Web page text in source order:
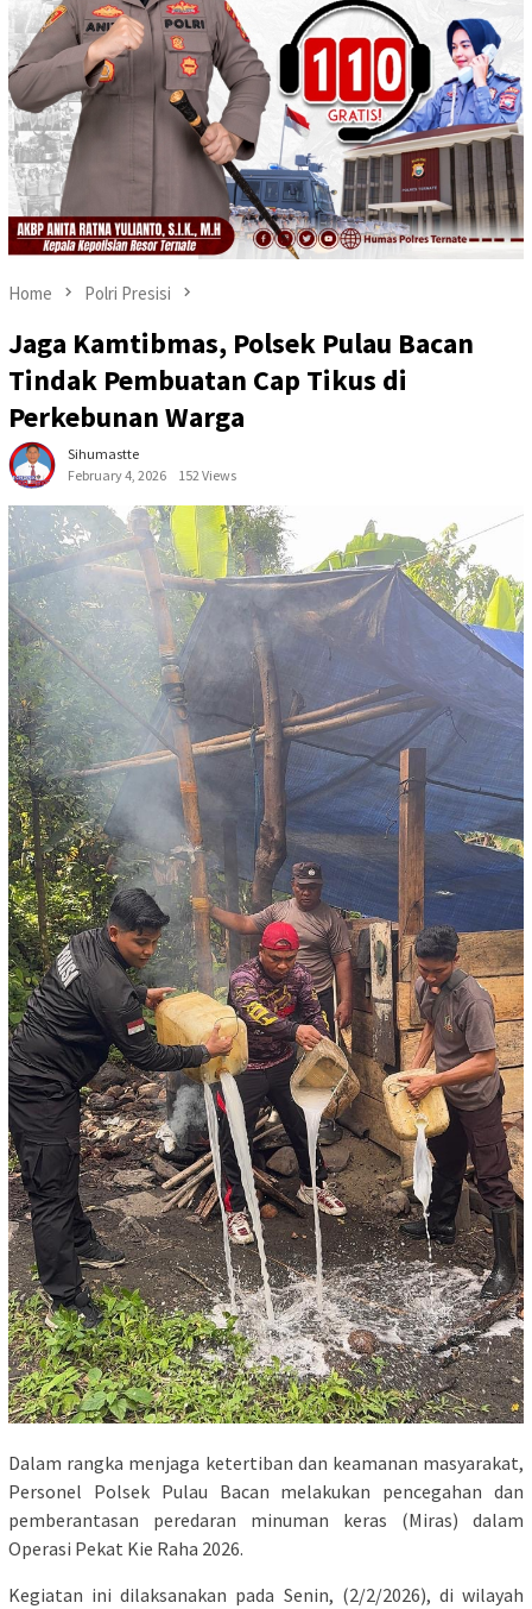
Home Polri Presisi
Jaga Kamtibmas, Polsek Pulau Bacan
Tindak Pembuatan Cap Tikus di
Perkebunan Warga
Sihumastte
February 4, 2026
152 Views
Dalam rangka menjaga ketertiban dan keamanan masyarakat,
Personel Polsek Pulau Bacan melakukan pencegahan dan
pemberantasan peredaran minuman keras (Miras) dalam
Operasi Pekat Kie Raha 2026.
Kegiatan ini dilaksanakan pada Senin, (2/2/2026), di wilayah